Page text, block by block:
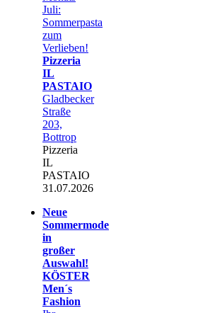
Juli:
Sommerpasta
zum
Verlieben!
Pizzeria
IL
PASTAIO
Gladbecker
Straße
203,
Bottrop
Pizzeria
IL
PASTAIO
31.07.2026
Neue
Sommermode
in
großer
Auswahl!
KÖSTER
Men´s
Fashion